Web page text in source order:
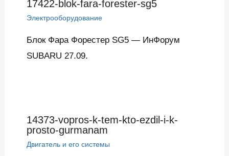
17422-blok-fara-forester-sg5
Электрооборудование
Блок Фара Форестер SG5 — ИнФорум
SUBARU 27.09.
14373-vopros-k-tem-kto-ezdil-i-k-
prosto-gurmanam
Двигатель и его системы